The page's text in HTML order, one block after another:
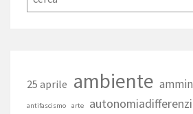
25 aprile ambiente
antifascismo arte